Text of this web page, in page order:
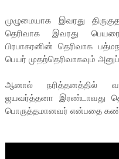
முழுமையாக இவரது
தெரிவாக இவரது
பிரபாகரனின் தெரிவாக
பெயர் முதற்தெரிவாகவும்
ஆனால் நரித்தனத்தில்
ஜயவர்த்தனா இரண்டாவது
பொருத்தமானவர் என்பதை